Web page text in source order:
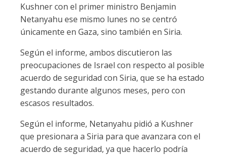
Kushner con el primer ministro Benjamin
Netanyahu ese mismo lunes no se centró
únicamente en Gaza, sino también en Siria.
Según el informe, ambos discutieron las
preocupaciones de Israel con respecto al posible
acuerdo de seguridad con Siria, que se ha estado
gestando durante algunos meses, pero con
escasos resultados.
Según el informe, Netanyahu pidió a Kushner
que presionara a Siria para que avanzara con el
acuerdo de seguridad, ya que hacerlo podría